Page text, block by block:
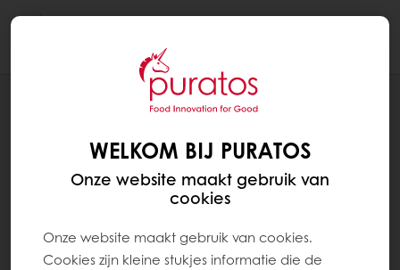
BONKIESWELKOM BIJ PURATOS
Onze website maakt gebruik van
cookies
Onze website maakt gebruik van cookies.
Cookies zijn kleine stukjes informatie die de